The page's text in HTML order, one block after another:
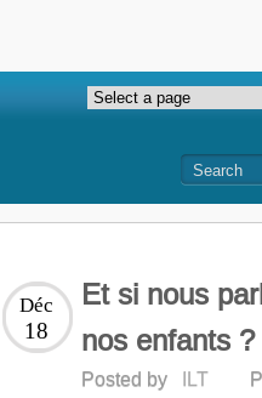
Et si nous
nos enfants ?
Déc
18
Posted by ILT